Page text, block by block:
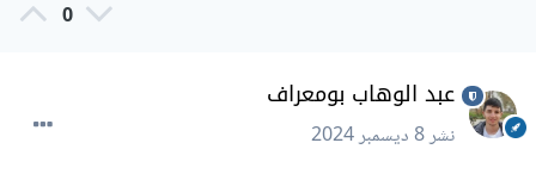
0
عبد الوهاب بومعراف
نشر8 ديسمبر 2024